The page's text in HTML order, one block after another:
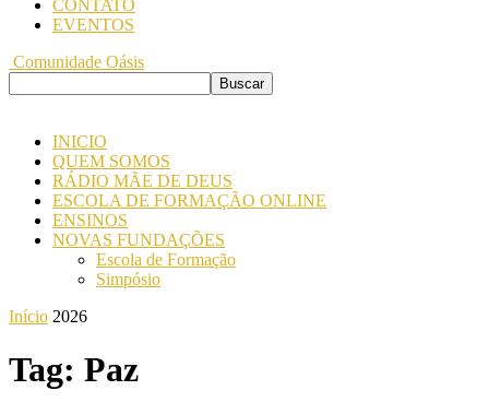
CONTATO
EVENTOS
Comunidade Oásis
INICIO
QUEM SOMOS
RÁDIO MÃE DE DEUS
ESCOLA DE FORMAÇÃO ONLINE
ENSINOS
NOVAS FUNDAÇÕES
Escola de Formação
Simpósio
Início 2026
Tag: Paz